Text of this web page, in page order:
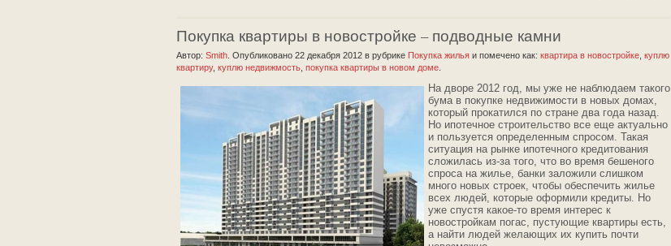
Покупка квартиры в новостройке – подводные камни
Автор: Smith Опубликовано 22 декабря 2012 в рубрике Покупка жилья и помечено как: квартира в новостройке куплю
квартиру, куплю недвижмость покупка квартиры в новом доме
На дворе 2012 год, мы уже не наблюдаем такого
бума в покупке недвижимости в новых домах,
который прокатился по стране два года назад.
Но ипотечное строительство все еще актуально
и пользуется определенным спросом. Такая
ситуация на рынке ипотечного кредитования
сложилась из-за того, что во время бешеного
спроса на жилье, банки заложили слишком
много новых строек, чтобы обеспечить жилье
всех людей, которые оформили кредиты. Но
уже спустя какое-то время интерес к
новостройкам погас, пустующие квартиры есть,
а найти людей желающих их купить почти